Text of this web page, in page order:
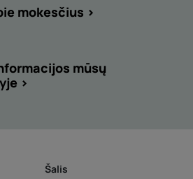
mokesčius >
mūsų
>
Šalis